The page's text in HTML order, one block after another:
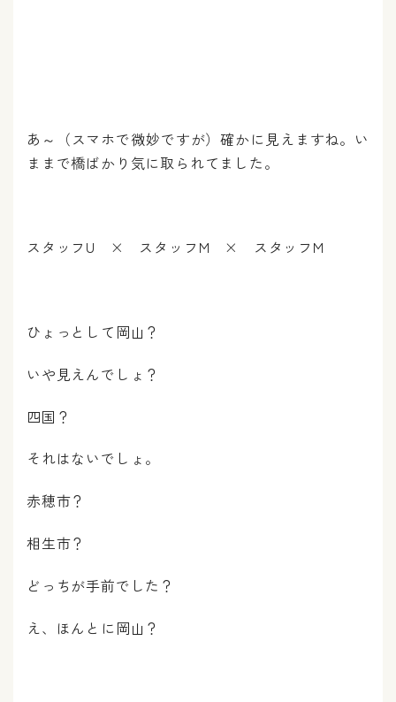
あ～（スマホで微妙ですが）確かに見えますね。い
ままで橋ばかり気に取られてました。
スタッフU × スタッフM × スタッフM
ひょっとして岡山？
いや見えんでしょ？
四国？
それはないでしょ。
赤穂市？
相生市？
どっちが手前でした？
え、ほんとに岡山？